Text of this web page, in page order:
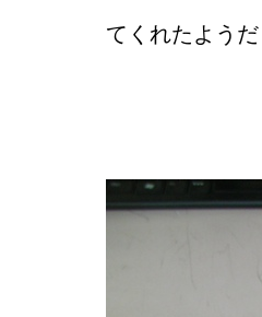
てくれたようだ